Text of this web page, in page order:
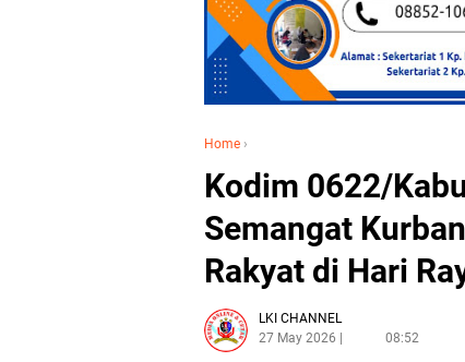
Home ›
Kodim 0622/
Semangat
Rakyat di Hari
LKI CHANNEL
27 May 2026
08:52